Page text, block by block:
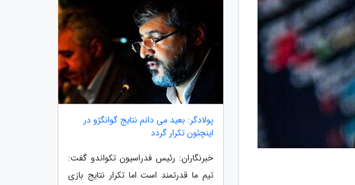
پولادگر: بعید می دانم نتایج گوانگژو در
اینچئون تکرار گردد
خبرنگاران: رئیس فدراسیون تکواندو گفت:
تیم ما قدرتمند است اما تکرار نتایج بازی